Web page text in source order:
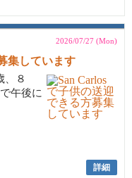
2026/07/27 (Mon)
集しています
、８
午後に
詳細